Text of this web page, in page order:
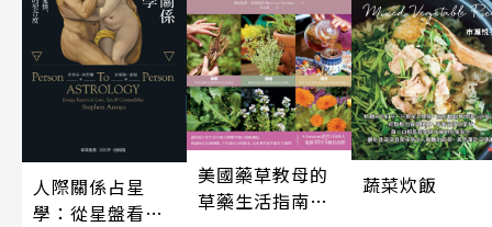
人際關係占星
學：從星盤看見
美國藥草教母的
草藥生活指南
蔬菜炊飯